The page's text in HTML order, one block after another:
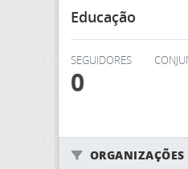
Educação
SEGUIDORES
0
ORGANIZAÇÕES